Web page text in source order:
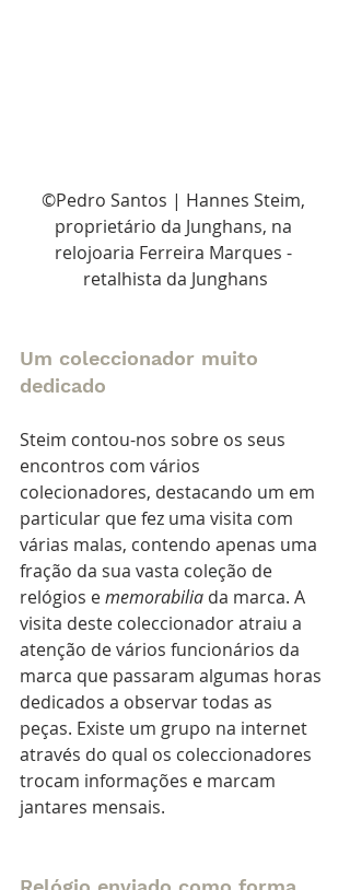
©Pedro Santos | Hannes Steim,
proprietário da Junghans, na
relojoaria Ferreira Marques -
retalhista da Junghans
Um coleccionador muito
dedicado
Steim contou-nos sobre os seus
encontros com vários
colecionadores, destacando um em
particular que fez uma visita com
várias malas, contendo apenas uma
fração da sua vasta coleção de
relógios e memorabilia da marca. A
visita deste coleccionador atraiu a
atenção de vários funcionários da
marca que passaram algumas horas
dedicados a observar todas as
peças. Existe um grupo na internet
através do qual os coleccionadores
trocam informações e marcam
jantares mensais.